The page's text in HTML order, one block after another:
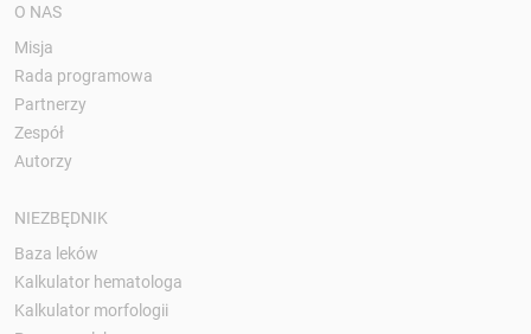
O NAS
Misja
Rada programowa
Partnerzy
Zespół
Autorzy
NIEZBĘDNIK
Baza leków
Kalkulator hematologa
Kalkulator morfologii